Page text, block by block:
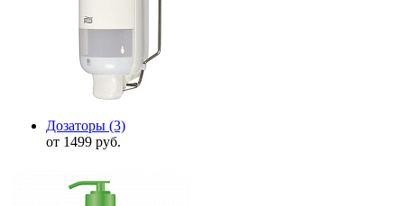
Дозаторы (3)
от 1499 руб.